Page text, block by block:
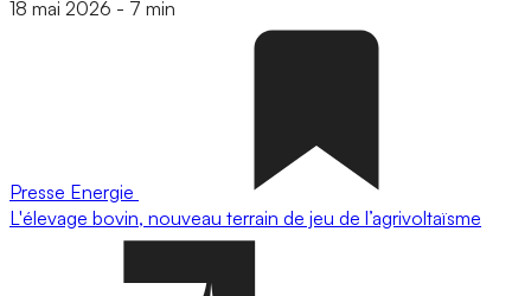
18 mai 2026 - 7 min
Presse Energie
L'élevage bovin, nouveau terrain de jeu de l’agrivoltaïsme